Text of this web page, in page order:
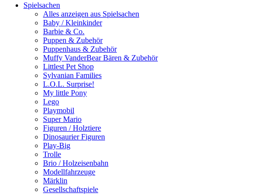
Spielsachen
Alles anzeigen aus Spielsachen
Baby / Kleinkinder
Barbie & Co.
Puppen & Zubehör
Puppenhaus & Zubehör
Muffy VanderBear Bären & Zubehör
Littlest Pet Shop
Sylvanian Families
L.O.L. Surprise!
My little Pony
Lego
Playmobil
Super Mario
Figuren / Holztiere
Dinosaurier Figuren
Play-Big
Trolle
Brio / Holzeisenbahn
Modellfahrzeuge
Märklin
Gesellschaftspiele